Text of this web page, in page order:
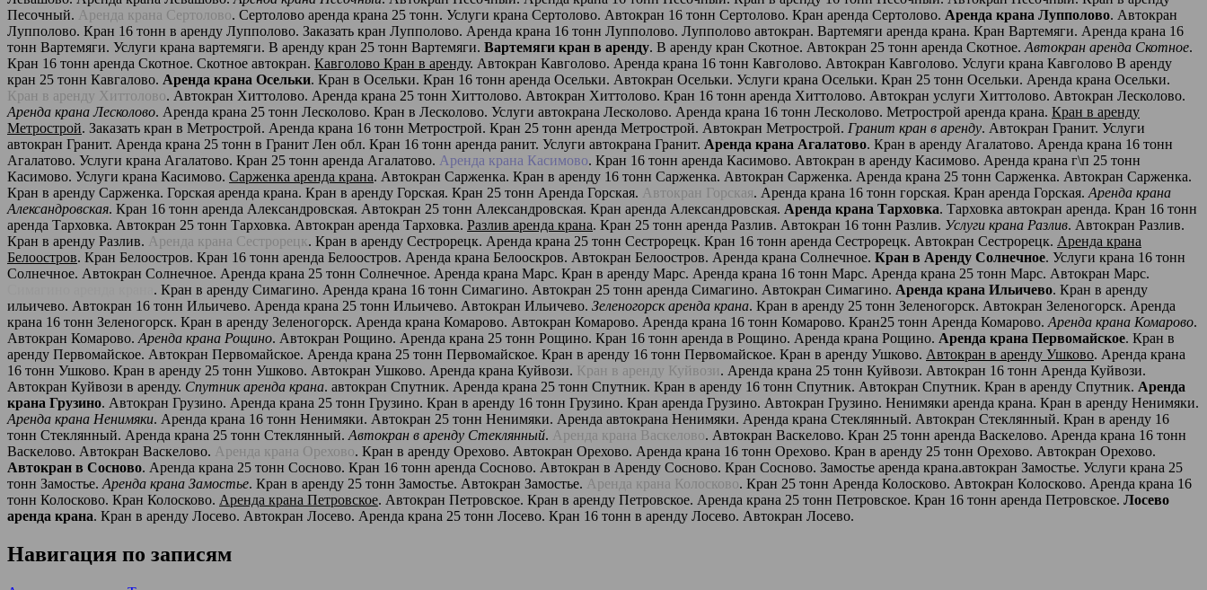
Песочный. Аренда крана Сертолово. Сертолово аренда крана 25 тонн. Услуги крана Сертолово. Автокран 16 тонн Сертолово. Кран аренда Сертолово. Аренда крана Лупполово. Автокран
Лупполово. Кран 16 тонн в аренду Лупполово. Заказать кран Лупполово. Аренда крана 16 тонн Лупполово. Лупполово автокран. Вартемяги аренда крана. Кран Вартемяги. Аренда крана 16
тонн Вартемяги. Услуги крана вартемяги. В аренду кран 25 тонн Вартемяги. Вартемяги кран в аренду. В аренду кран Скотное. Автокран 25 тонн аренда Скотное. Автокран аренда Скотное.
Кран 16 тонн аренда Скотное. Скотное автокран. Кавголово Кран в аренду. Автокран Кавголово. Аренда крана 16 тонн Кавголово. Автокран Кавголово. Услуги крана Кавголово В аренду
кран 25 тонн Кавгалово. Аренда крана Осельки. Кран в Осельки. Кран 16 тонн аренда Осельки. Автокран Осельки. Услуги крана Осельки. Кран 25 тонн Осельки. Аренда крана Осельки.
Кран в аренду Хиттолово. Автокран Хиттолово. Аренда крана 25 тонн Хиттолово. Автокран Хиттолово. Кран 16 тонн аренда Хиттолово. Автокран услуги Хиттолово. Автокран Лесколово.
Аренда крана Лесколово. Аренда крана 25 тонн Лесколово. Кран в Лесколово. Услуги автокрана Лесколово. Аренда крана 16 тонн Лесколово. Метрострой аренда крана. Кран в аренду
Метрострой. Заказать кран в Метрострой. Аренда крана 16 тонн Метрострой. Кран 25 тонн аренда Метрострой. Автокран Метрострой. Гранит кран в аренду. Автокран Гранит. Услуги
автокран Гранит. Аренда крана 25 тонн в Гранит Лен обл. Кран 16 тонн аренда ранит. Услуги автокрана Гранит. Аренда крана Агалатово. Кран в аренду Агалатово. Аренда крана 16 тонн
Агалатово. Услуги крана Агалатово. Кран 25 тонн аренда Агалатово. Аренда крана Касимово. Кран 16 тонн аренда Касимово. Автокран в аренду Касимово. Аренда крана г\п 25 тонн
Касимово. Услуги крана Касимово. Сарженка аренда крана. Автокран Сарженка. Кран в аренду 16 тонн Сарженка. Автокран Сарженка. Аренда крана 25 тонн Сарженка. Автокран Сарженка.
Кран в аренду Сарженка. Горская аренда крана. Кран в аренду Горская. Кран 25 тонн Аренда Горская. Автокран Горская. Аренда крана 16 тонн горская. Кран аренда Горская. Аренда крана
Александровская. Кран 16 тонн аренда Александровская. Автокран 25 тонн Александровская. Кран аренда Александровская. Аренда крана Тарховка. Тарховка автокран аренда. Кран 16 тонн
аренда Тарховка. Автокран 25 тонн Тарховка. Автокран аренда Тарховка. Разлив аренда крана. Кран 25 тонн аренда Разлив. Автокран 16 тонн Разлив. Услуги крана Разлив. Автокран Разлив.
Кран в аренду Разлив. Аренда крана Сестрорецк. Кран в аренду Сестрорецк. Аренда крана 25 тонн Сестрорецк. Кран 16 тонн аренда Сестрорецк. Автокран Сестрорецк. Аренда крана
Белоостров. Кран Белоостров. Кран 16 тонн аренда Белоостров. Аренда крана Белооскров. Автокран Белоостров. Аренда крана Солнечное. Кран в Аренду Солнечное. Услуги крана 16 тонн
Солнечное. Автокран Солнечное. Аренда крана 25 тонн Солнечное. Аренда крана Марс. Кран в аренду Марс. Аренда крана 16 тонн Марс. Аренда крана 25 тонн Марс. Автокран Марс.
. Кран в аренду Симагино. Аренда крана 16 тонн Симагино. Автокран 25 тонн аренда Симагино. Автокран Симагино. Аренда крана Ильичево. Кран в аренду
ильичево. Автокран 16 тонн Ильичево. Аренда крана 25 тонн Ильичево. Автокран Ильичево. Зеленогорск аренда крана. Кран в аренду 25 тонн Зеленогорск. Автокран Зеленогорск. Аренда
крана 16 тонн Зеленогорск. Кран в аренду Зеленогорск. Аренда крана Комарово. Автокран Комарово. Аренда крана 16 тонн Комарово. Кран25 тонн Аренда Комарово. Аренда крана Комарово.
Автокран Комарово. Аренда крана Рощино. Автокран Рощино. Аренда крана 25 тонн Рощино. Кран 16 тонн аренда в Рощино. Аренда крана Рощино. Аренда крана Первомайское. Кран в
аренду Первомайское. Автокран Первомайское. Аренда крана 25 тонн Первомайское. Кран в аренду 16 тонн Первомайское. Кран в аренду Ушково. Автокран в аренду Ушково. Аренда крана
16 тонн Ушково. Кран в аренду 25 тонн Ушково. Автокран Ушково. Аренда крана Куйвози. Кран в аренду Куйвози. Аренда крана 25 тонн Куйвози. Автокран 16 тонн Аренда Куйвози.
Автокран Куйвози в аренду. Спутник аренда крана. автокран Спутник. Аренда крана 25 тонн Спутник. Кран в аренду 16 тонн Спутник. Автокран Спутник. Кран в аренду Спутник. Аренда
крана Грузино. Автокран Грузино. Аренда крана 25 тонн Грузино. Кран в аренду 16 тонн Грузино. Кран аренда Грузино. Автокран Грузино. Ненимяки аренда крана. Кран в аренду Ненимяки.
Аренда крана Ненимяки. Аренда крана 16 тонн Ненимяки. Автокран 25 тонн Ненимяки. Аренда автокрана Ненимяки. Аренда крана Стеклянный. Автокран Стеклянный. Кран в аренду 16
тонн Стеклянный. Аренда крана 25 тонн Стеклянный. Автокран в аренду Стеклянный. Аренда крана Васкелово. Автокран Васкелово. Кран 25 тонн аренда Васкелово. Аренда крана 16 тонн
Васкелово. Автокран Васкелово. Аренда крана Орехово. Кран в аренду Орехово. Автокран Орехово. Аренда крана 16 тонн Орехово. Кран в аренду 25 тонн Орехово. Автокран Орехово.
Автокран в Сосново. Аренда крана 25 тонн Сосново. Кран 16 тонн аренда Сосново. Автокран в Аренду Сосново. Кран Сосново. Замостье аренда крана.автокран Замостье. Услуги крана 25
тонн Замостье. Аренда крана Замостье. Кран в аренду 25 тонн Замостье. Автокран Замостье. Аренда крана Колосково. Кран 25 тонн Аренда Колосково. Автокран Колосково. Аренда крана 16
тонн Колосково. Кран Колосково. Аренда крана Петровское. Автокран Петровское. Кран в аренду Петровское. Аренда крана 25 тонн Петровское. Кран 16 тонн аренда Петровское. Лосево
аренда крана. Кран в аренду Лосево. Автокран Лосево. Аренда крана 25 тонн Лосево. Кран 16 тонн в аренду Лосево. Автокран Лосево.
Навигация по записям